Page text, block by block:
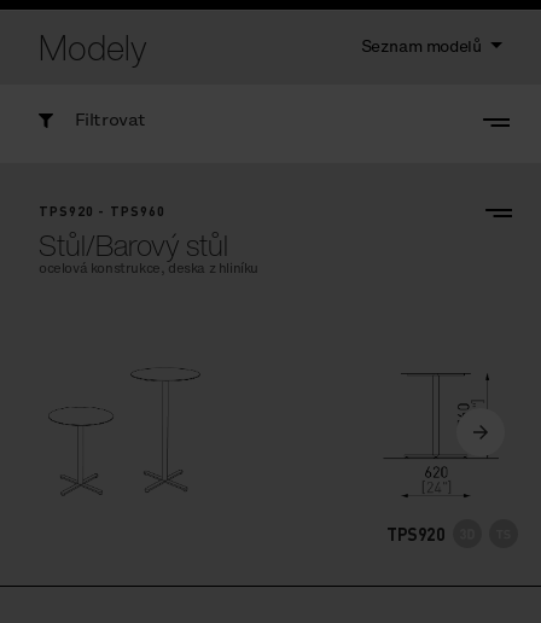
Modely Seznam modelů
Filtrovat
TPS920 - TPS960
Stůl/Barový stůl
ocelová konstrukce, deska z hliníku
TPS920